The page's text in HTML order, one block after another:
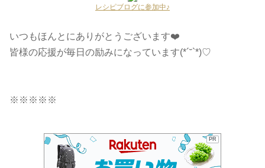
レシピブログに参加中♪
いつもほんとにありがとうございます❤️
皆様の応援が毎日の励みになっています(*´˘`*)♡
※※※※※
PR